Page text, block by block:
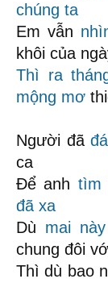
chúng ta
Em vẫn
khôi của
Thì ra
mộng mơ
Người đã
ca
Để anh tìm
đã xa
Dù mai này
chung đôi
Thì dù bao